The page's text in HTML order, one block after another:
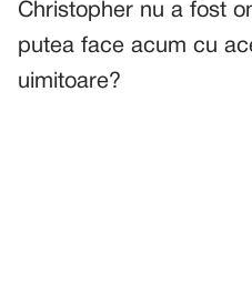
Christopher nu a fost
putea face acum cu
uimitoare?